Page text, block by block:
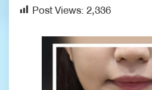
Post Views:2,336